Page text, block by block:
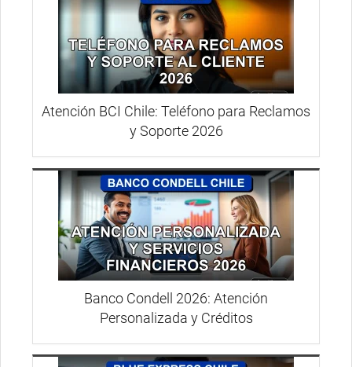
Atención BCI Chile: Teléfono para Reclamos
y Soporte 2026
Banco Condell 2026: Atención
Personalizada y Créditos